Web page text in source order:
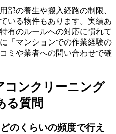
部の養生や搬入経路の制限、
いる物件もあります。実績あ
有のルールへの対応に慣れて
「マンションでの作業経験の
ミや業者への問い合わせで確
コンクリーニング
る質問
のくらいの頻度で行え